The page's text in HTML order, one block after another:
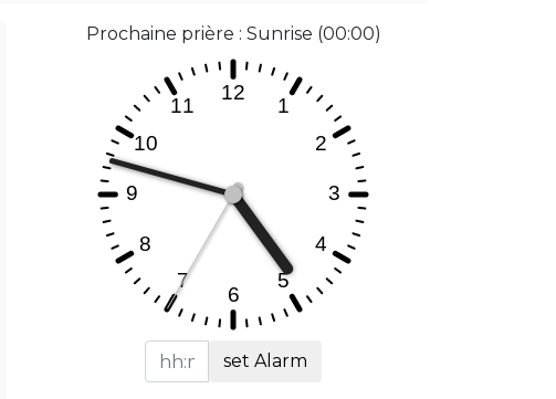
Prochaine prière : Sunrise (00:00)
set Alarm